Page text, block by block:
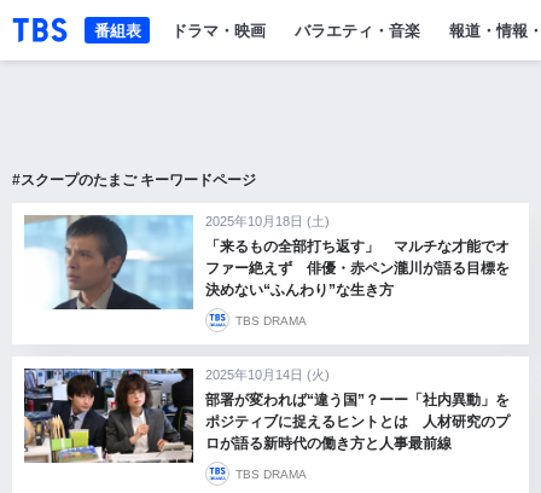
「TBSテレビ」トップページ
ドラマ・映画 バラエティ・音楽 報道・情報
番組表
#スクープのたまご キーワードページ
2025年10月18日 (土)
「来るもの全部打ち返す」 マルチな才能でオ
ファー絶えず 俳優・赤ペン瀧川が語る目標を
決めない“ふんわり”な生き方
TBS DRAMA
2025年10月14日 (火)
部署が変われば“違う国”？ーー「社内異動」を
ポジティブに捉えるヒントとは 人材研究のプ
ロが語る新時代の働き方と人事最前線
TBS DRAMA